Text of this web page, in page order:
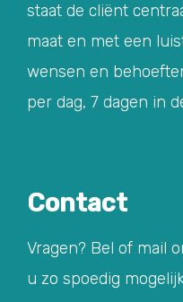
staat de cliënt
maat en met een
wensen en
per dag, 7 dagen in
Contact
Vragen? Bel of mail
u zo spoedig